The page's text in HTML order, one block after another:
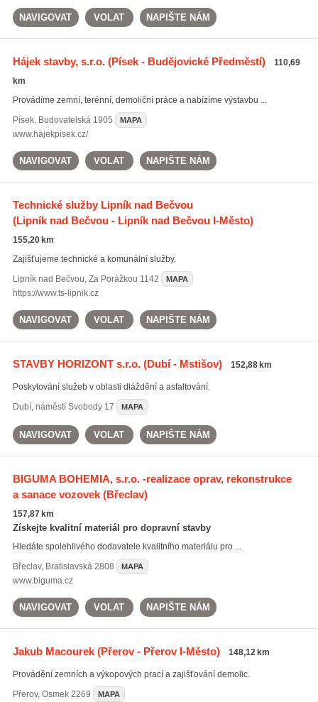
NAVIGOVAT VOLAT NAPIŠTE NÁM
Hájek stavby, s.r.o.(Písek - Budějovické Předměstí)
110,69
km
Provádíme zemní, terénní, demoliční práce a nabízíme výstavbu ...
Písek, Budovatelská 1905 MAPA
www.hajekpisek.cz/
NAVIGOVAT VOLAT NAPIŠTE NÁM
Technické služby Lipník nad Bečvou
(Lipník nad Bečvou - Lipník nad Bečvou I-Město)
155,20 km
Zajišťujeme technické a komunální služby.
Lipník nad Bečvou, Za Porážkou 1142 MAPA
https://www.ts-lipnik.cz
NAVIGOVAT VOLAT NAPIŠTE NÁM
STAVBY HORIZONT s.r.o.(Dubí - Mstišov) 152,88 km
Poskytování služeb v oblasti dláždění a asfaltování.
Dubí, náměstí Svobody 17 MAPA
NAVIGOVAT VOLAT NAPIŠTE NÁM
BIGUMA BOHEMIA, s.r.o. -realizace oprav, rekonstrukce
a sanace vozovek(Břeclav)
157,87 km
Získejte kvalitní materiál pro dopravní stavby
Hledáte spolehlivého dodavatele kvalitního materiálu pro ...
Břeclav, Bratislavská 2808 MAPA
www.biguma.cz
NAVIGOVAT VOLAT NAPIŠTE NÁM
Jakub Macourek(Přerov - Přerov I-Město) 148,12 km
Provádění zemních a výkopových prací a zajišťování demolic.
Přerov, Osmek 2269 MAPA